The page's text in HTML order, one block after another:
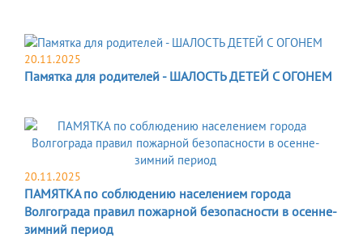
20.11.2025
Памятка для родителей - ШАЛОСТЬ ДЕТЕЙ С ОГОНЕМ
20.11.2025
ПАМЯТКА по соблюдению населением города
Волгограда правил пожарной безопасности в осенне-
зимний период